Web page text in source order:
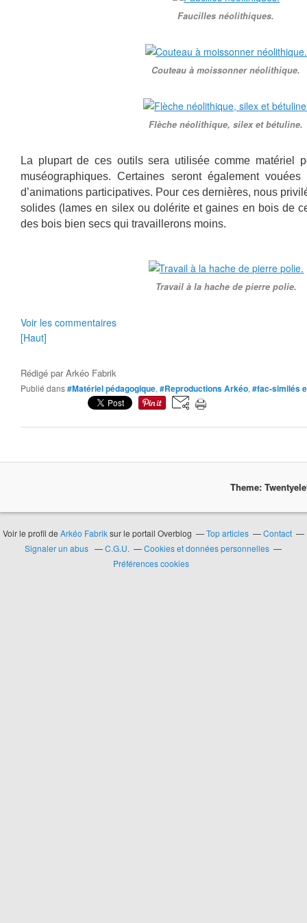
Faucilles néolithiques.
Couteau à moissonner néolithique.
Flèche néolithique, silex et bétuline.
La plupart de ces outils sera utilisée comme matériel
muséographiques. Certaines seront également
d’animations participatives. Pour ces dernières, nous
solides (lames en silex ou dolérite et gaines en bois de
des bois bien secs qui travaillerons moins.
Travail à la hache de pierre polie.
Voir les commentaires
[Haut]
Rédigé parArkéo Fabrik
Publié dans#Matériel pédagogique, #Reproductions Arkéo, #fac-similés
Theme:
Voir le profil de Arkéo Fabriksur le portail Overblog Top articles
Contact
Signaler un abus
C.G.U.
Cookies et données personnelles
Préférences cookies